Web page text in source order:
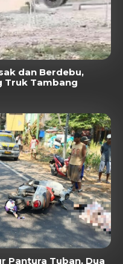
dan Berdebu,
Truk Tambang
Pantura Tuban, Dua